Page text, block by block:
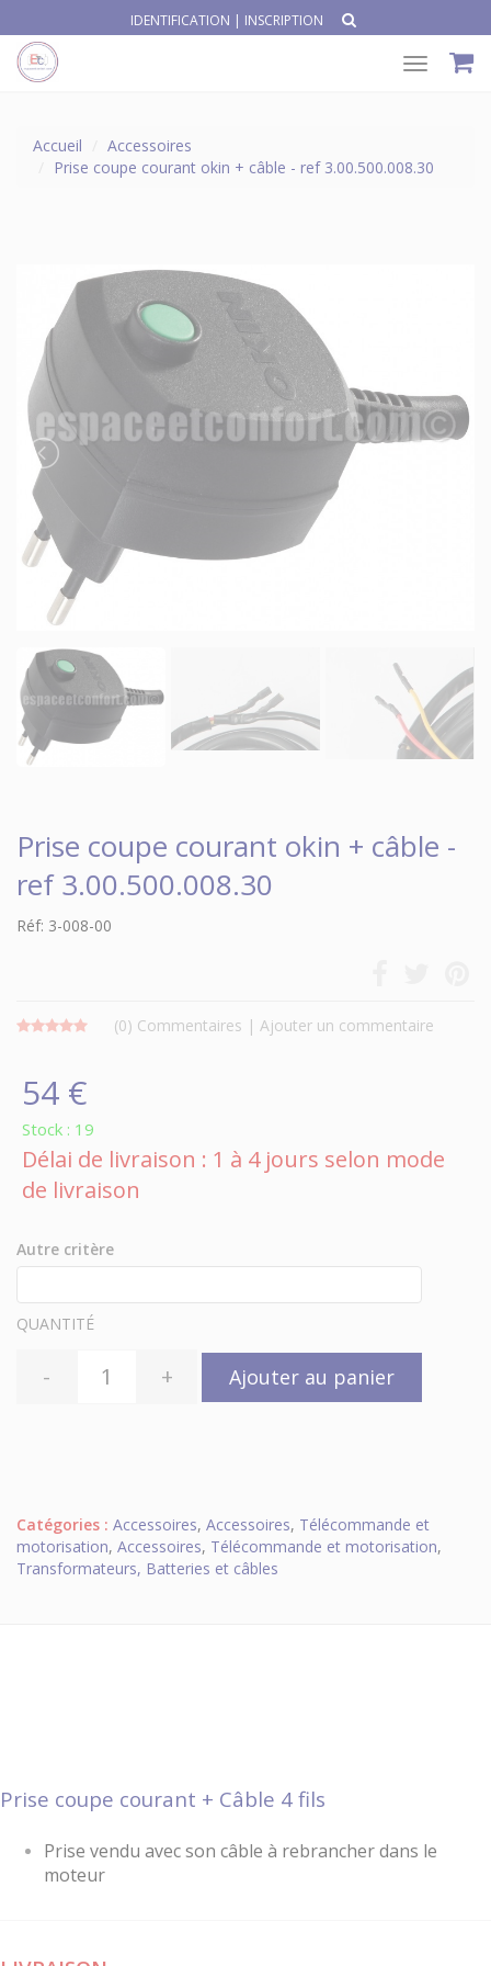
IDENTIFICATION | INSCRIPTION
Toggle
Accueil
Accessoires
Prise coupe courant okin + câble - ref 3.00.500.008.30
Prise coupe courant okin + câble -
ref 3.00.500.008.30
Réf: 3-008-00
(0) Commentaires | Ajouter un commentaire
54 €
Stock : 19
Délai de livraison : 1 à 4 jours selon mode
de livraison
Autre critère
QUANTITÉ
- + Ajouter au panier
Catégories : Accessoires, Accessoires, Télécommande et
motorisation, Accessoires, Télécommande et motorisation,
Transformateurs, Batteries et câbles
Prise coupe courant + Câble 4 fils
Prise vendu avec son câble à rebrancher dans le
moteur